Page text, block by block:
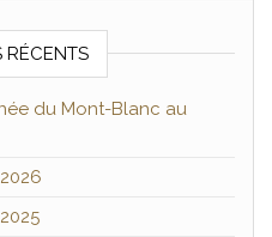
RÉCENTS
du Mont-Blanc au